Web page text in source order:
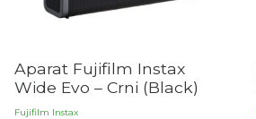
Aparat Fujifilm Instax
Wide Evo – Crni (Black)
Fujifilm Instax